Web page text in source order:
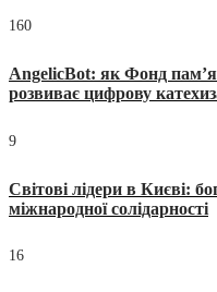
160
AngelicBot: як Фонд
розвиває цифрову
9
Світові лідери в Києві:
міжнародної солідарності
16